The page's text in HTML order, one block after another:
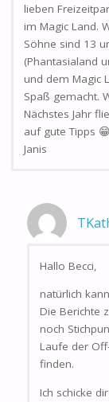
lieben
im Magic Land.
Söhne sind 13
(Phantasialand
und dem Magic
Spaß gemacht.
Nächstes Jahr
auf gute Tipps
Janis
Hallo Becci,
natürlich
Die Berichte
noch
Laufe der
finden.
Ich schicke